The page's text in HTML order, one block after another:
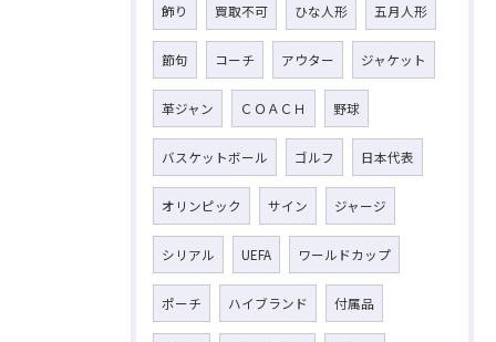
飾り 買取不可 ひな人形 五月人形
節句 コーチ アウター ジャケット
革ジャン ＣＯＡＣＨ 野球
バスケットボール ゴルフ 日本代表
オリンピック サイン ジャージ
シリアル UEFA ワールドカップ
ポーチ ハイブランド 付属品